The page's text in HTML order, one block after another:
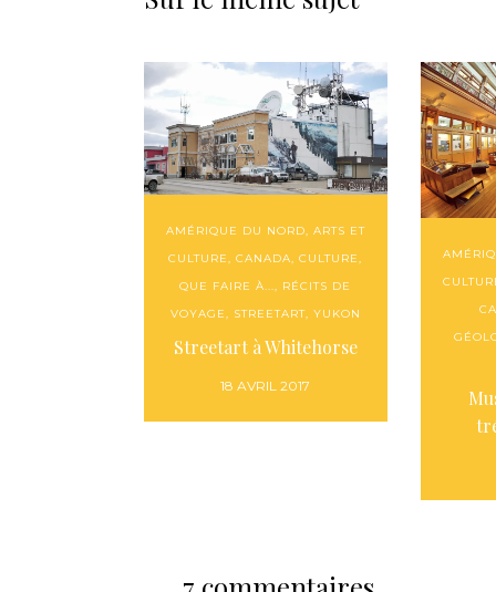
AMÉRIQUE DU NORD, ARTS ET
CULTURE,CANADA,CULTURE,
QUE FAIRE À..., RÉCITS DE
VOYAGE, STREETART, YUKON
Streetart à Whitehorse
18 AVRIL 2017